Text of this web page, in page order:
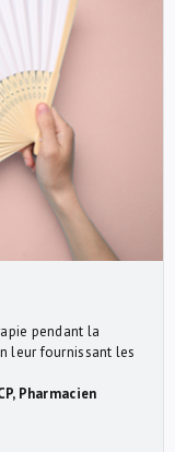
pendant la
leur fournissant les
Pharmacien